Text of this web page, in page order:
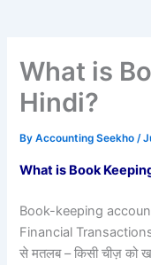
What is
Hindi?
ByAccounting Seekho/
What is Book
Book-keeping
Financial
से मतलब – किसी चीज़ को